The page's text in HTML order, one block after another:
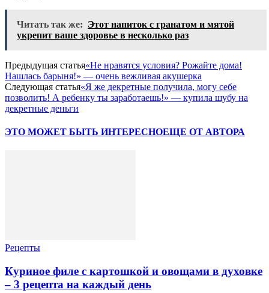
Читать так же: Этот напиток с гранатом и мятой
укрепит ваше здоровье в несколько раз
Предыдущая статья«Не нравятся условия? Рожайте дома!
Нашлась барыня!» — очень вежливая акушерка
Следующая статья«Я же декретные получила, могу себе
позволить! А ребенку ты заработаешь!» — купила шубу на
декретные деньги
ЭТО МОЖЕТ БЫТЬ ИНТЕРЕСНОЕЩЕ ОТ АВТОРА
Рецепты
Куриное филе с картошкой и овощами в духовке
– 3 рецепта на каждый день